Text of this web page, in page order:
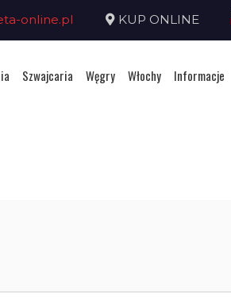
online.pl KUP ONLINE
Szwajcaria Węgry Włochy Informacje